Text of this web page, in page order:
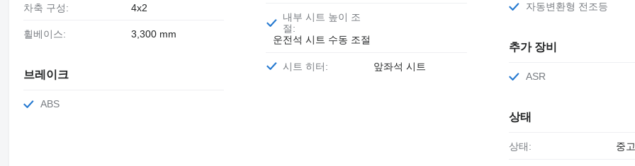
차축 구성: 4x2
휠베이스: 3,300 mm
브레이크
ABS
내부 시트 높이 조
절:
운전석 시트 수동 조절
시트 히터: 앞좌석 시트
자동변환형 전조등
추가 장비
ASR
상태
상태: 중고